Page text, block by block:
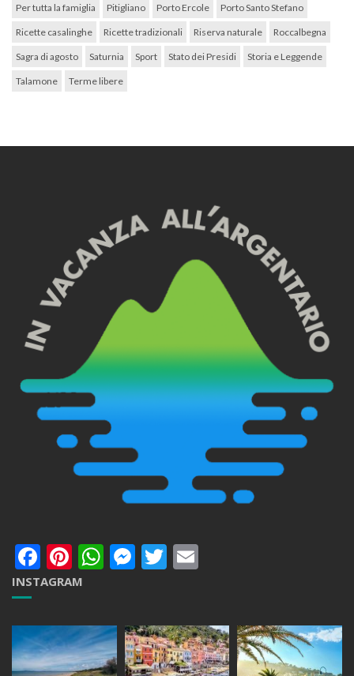
Per tutta la famiglia Pitigliano Porto Ercole Porto Santo Stefano
Ricette casalinghe Ricette tradizionali Riserva naturale Roccalbegna
Sagra di agosto Saturnia Sport Stato dei Presidi Storia e Leggende
Talamone Terme libere
Facebook
Pinterest
WhatsApp
Messenger
Twitter
INSTAGRAM